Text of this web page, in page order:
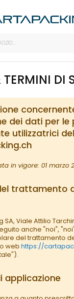
DI
dei dati per le
utilizzatrici
in vigore: 01 marzo
trattamento
Viale Attilio
anche "noi",
del trattamento
web https://
applicazione